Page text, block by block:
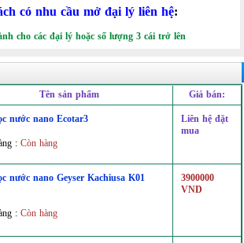
có nhu cầu mở đại lý liên hệ:
cho các đại lý hoặc số lượng 3 cái trở lên
Tên sản phẩm Giá bán:
nước nano Ecotar3
: Còn hàng
Liên hệ đặt
mua
nước nano Geyser Kachiusa K01
: Còn hàng
3900000
VND